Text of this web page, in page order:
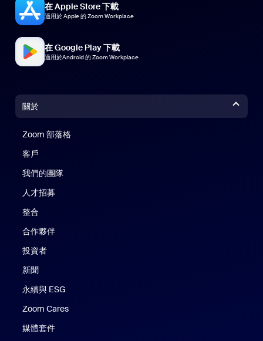
在 Apple Store 下載
適用於 Apple 的 Zoom Workplace
在 Google Play 下載
適用於Android 的 Zoom Workplace
關於
Zoom 部落格
客戶
我們的團隊
人才招募
整合
合作夥伴
投資者
新聞
永續與 ESG
Zoom Cares
媒體套件